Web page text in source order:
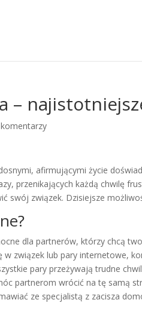
–
afirmującymi życie
przenikających każdą chwilę
swój związek. Dzisiejsze
dla partnerów, którzy chcą
związek lub pary internetowe,
pary przeżywają trudne
partnerom wrócić na tę samą
ze specjalistą z zacisza